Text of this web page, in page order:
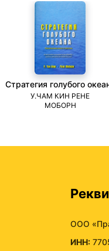
Стратегия голубого
У.ЧАМ КИН РЕНЕ
МОБОРН
ООО
ИНН: